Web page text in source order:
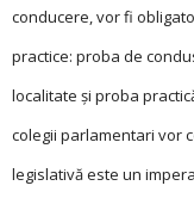
conducere, vor fi
practice: proba de
localitate şi proba
colegii parlamentari vor
legislativă este un